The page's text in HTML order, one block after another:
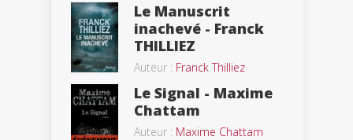
Le Manuscrit
inachevé - Franck
THILLIEZ
Auteur : Franck Thilliez
Le Signal - Maxime
Chattam
Auteur : Maxime Chattam